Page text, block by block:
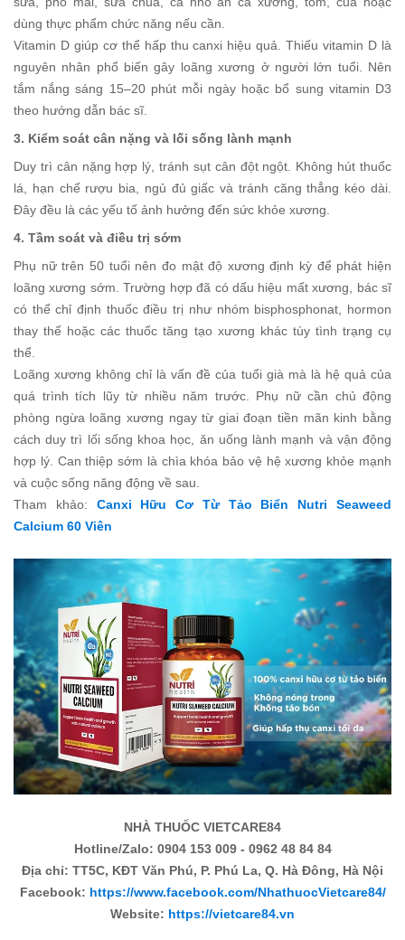
dùng thực phẩm chức năng nếu cần.
Vitamin D giúp cơ thể hấp thu canxi hiệu quả. Thiếu vitamin D là
nguyên nhân phổ biến gây loãng xương ở người lớn tuổi. Nên
tắm nắng sáng 15–20 phút mỗi ngày hoặc bổ sung vitamin D3
theo hướng dẫn bác sĩ.
3. Kiểm soát cân nặng và lối sống lành mạnh
Duy trì cân nặng hợp lý, tránh sụt cân đột ngột. Không hút thuốc
lá, hạn chế rượu bia, ngủ đủ giấc và tránh căng thẳng kéo dài.
Đây đều là các yếu tố ảnh hưởng đến sức khỏe xương.
4. Tầm soát và điều trị sớm
Phụ nữ trên 50 tuổi nên đo mật độ xương định kỳ để phát hiện
loãng xương sớm. Trường hợp đã có dấu hiệu mất xương, bác sĩ
có thể chỉ định thuốc điều trị như nhóm bisphosphonat, hormon
thay thế hoặc các thuốc tăng tạo xương khác tùy tình trạng cụ
thể.
Loãng xương không chỉ là vấn đề của tuổi già mà là hệ quả của
quá trình tích lũy từ nhiều năm trước. Phụ nữ cần chủ động
phòng ngừa loãng xương ngay từ giai đoạn tiền mãn kinh bằng
cách duy trì lối sống khoa học, ăn uống lành mạnh và vận động
hợp lý. Can thiệp sớm là chìa khóa bảo vệ hệ xương khỏe mạnh
và cuộc sống năng động về sau.
Tham khảo: Canxi Hữu Cơ Từ Tảo Biển Nutri Seaweed
Calcium 60 Viên
NHÀ THUỐC VIETCARE84
Hotline/Zalo: 0904 153 009 - 0962 48 84 84
Địa chỉ: TT5C, KĐT Văn Phú, P. Phú La, Q. Hà Đông, Hà Nội
Facebook: https://www.facebook.com/NhathuocVietcare84/
Website: https://vietcare84.vn